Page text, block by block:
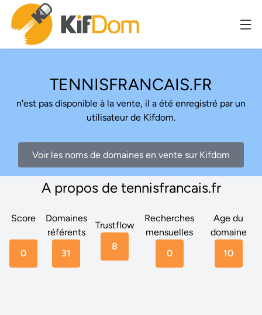
TENNISFRANCAIS.FR
n'est pas disponible à la vente, il a été enregistré par un
utilisateur de Kifdom.
Voir les noms de domaines en vente sur Kifdom
A propos de tennisfrancais.fr
Score
0
Domaines
référents
31
Trustflow
8
Recherches
mensuelles
0
Age du
domaine
10